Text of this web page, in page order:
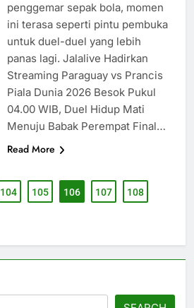
penggemar sepak bola, momen
ini terasa seperti pintu pembuka
untuk duel-duel yang lebih
panas lagi. Jalalive Hadirkan
Streaming Paraguay vs Prancis
Piala Dunia 2026 Besok Pukul
04.00 WIB, Duel Hidup Mati
Menuju Babak Perempat Final…
Read More
104 105 106 107 108